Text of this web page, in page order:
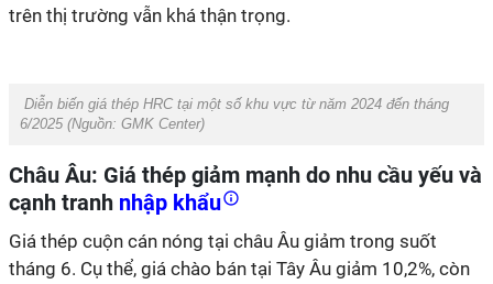
trên thị trường vẫn khá thận trọng.
Diễn biến giá thép HRC tại một số khu vực từ năm 2024 đến tháng
6/2025 (Nguồn: GMK Center)
Châu Âu: Giá thép giảm mạnh do nhu cầu yếu và
cạnh tranh nhập khẩu
Giá thép cuộn cán nóng tại châu Âu giảm trong suốt
tháng 6. Cụ thể, giá chào bán tại Tây Âu giảm 10,2%, còn